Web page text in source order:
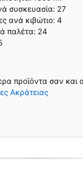
συσκευασία: 27
ανά κιβώτιο: 4
παλέτα: 24
προϊόντα σαν και
Ακράτειας